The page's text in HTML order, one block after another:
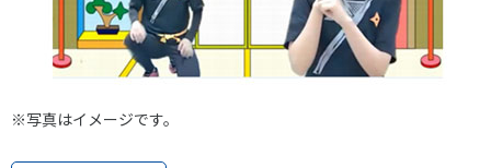
※写真はイメージです。